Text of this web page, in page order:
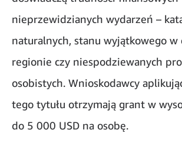
nieprzewidzianych wydarzeń –
naturalnych, stanu wyjątkowego w
regionie czy niespodziewanych
osobistych. Wnioskodawcy
tego tytułu otrzymają grant w
do 5 000 USD na osobę.